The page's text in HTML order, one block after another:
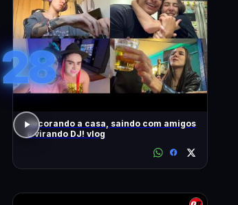
28
decorando a casa, saindo com amigos
e virando DJ! vlog